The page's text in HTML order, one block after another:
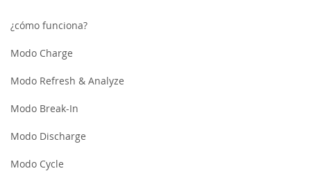
¿cómo funciona?
Modo Charge
Modo Refresh & Analyze
Modo Break-In
Modo Discharge
Modo Cycle